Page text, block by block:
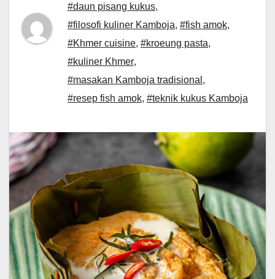
#daun pisang kukus,
#filosofi kuliner Kamboja, #fish amok,
#Khmer cuisine, #kroeung pasta,
#kuliner Khmer,
#masakan Kamboja tradisional ,
#resep fish amok, #teknik kukus Kamboja